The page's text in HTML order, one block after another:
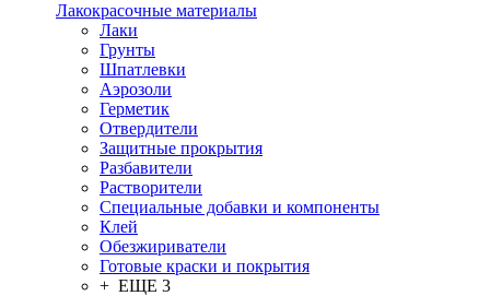
Лакокрасочные материалы
Лаки
Грунты
Шпатлевки
Аэрозоли
Герметик
Отвердители
Защитные прокрытия
Разбавители
Растворители
Специальные добавки и компоненты
Клей
Обезжириватели
Готовые краски и покрытия
+ ЕЩЕ 3